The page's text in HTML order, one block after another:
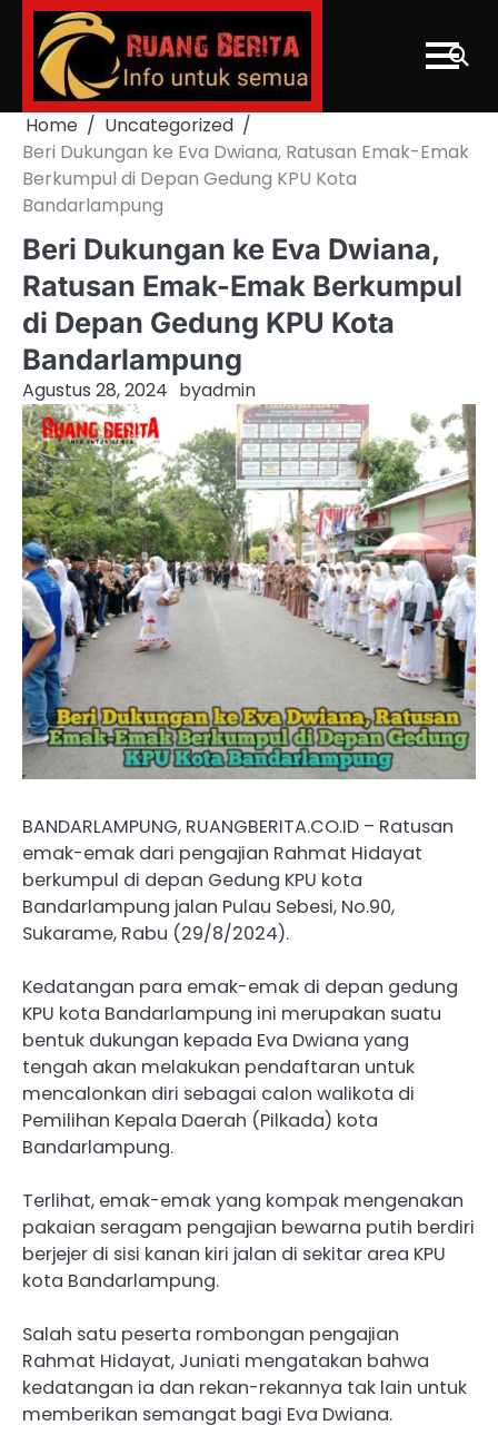
Skip
content
Home
Uncategorized
Beri Dukungan ke Eva Dwiana, Ratusan Emak-Emak
Berkumpul di Depan Gedung KPU Kota
Bandarlampung
Beri Dukungan ke Eva Dwiana,
Ratusan Emak-Emak Berkumpul
di Depan Gedung KPU Kota
Bandarlampung
Agustus 28, 2024 byadmin
BANDARLAMPUNG, RUANGBERITA.CO.ID – Ratusan
emak-emak dari pengajian Rahmat Hidayat
berkumpul di depan Gedung KPU kota
Bandarlampung jalan Pulau Sebesi, No.90,
Sukarame, Rabu (29/8/2024).
Kedatangan para emak-emak di depan gedung
KPU kota Bandarlampung ini merupakan suatu
bentuk dukungan kepada Eva Dwiana yang
tengah akan melakukan pendaftaran untuk
mencalonkan diri sebagai calon walikota di
Pemilihan Kepala Daerah (Pilkada) kota
Bandarlampung.
Terlihat, emak-emak yang kompak mengenakan
pakaian seragam pengajian bewarna putih berdiri
berjejer di sisi kanan kiri jalan di sekitar area KPU
kota Bandarlampung.
Salah satu peserta rombongan pengajian
Rahmat Hidayat, Juniati mengatakan bahwa
kedatangan ia dan rekan-rekannya tak lain untuk
memberikan semangat bagi Eva Dwiana.